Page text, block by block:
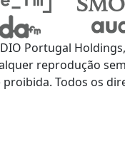
Portugal
reprodução
Todos os